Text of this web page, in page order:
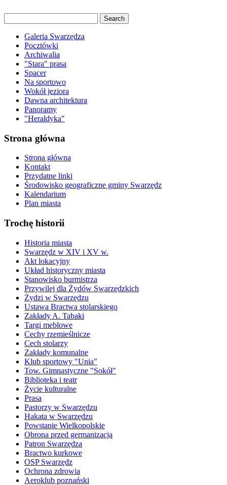
Galeria Swarzędza
Pocztówki
Archiwalia
"Stara" prasa
Spacer
Na sportowo
Wokół jeziora
Dawna architektura
Panoramy
"Heraldyka"
Strona główna
Strona główna
Kontakt
Przydatne linki
Środowisko geograficzne gminy Swarzędz
Kalendarium
Plan miasta
Trochę historii
Historia miasta
Swarzędz w XIV i XV w.
Akt lokacyjny
Układ historyczny miasta
Stanowisko burmistrza
Przywilej dla Żydów Swarzędzkich
Żydzi w Swarzędzu
Ustawa Bractwa stolarskiego
Zakłady A. Tabaki
Targi meblowe
Cechy rzemieślnicze
Cech stolarzy
Zakłady komunalne
Klub sportowy "Unia"
Tow. Gimnastyczne "Sokół"
Biblioteka i teatr
Życie kulturalne
Prasa
Pastorzy w Swarzędzu
Hakata w Swarzędzu
Powstanie Wielkopolskie
Obrona przed germanizacją
Patron Swarzędza
Bractwo kurkowe
OSP Swarzędz
Ochrona zdrowia
Aeroklub poznański